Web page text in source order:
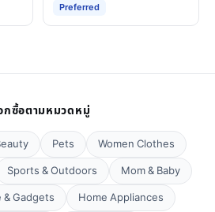
Preferred
กซื้อตามหมวดหมู่
Pets
Women Clothes
Sports & Outdoors
Mom & Baby
& Gadgets
Home Appliances